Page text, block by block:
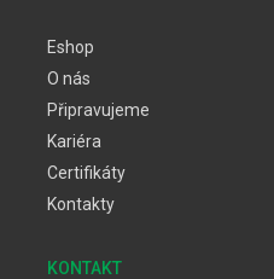
Eshop
O nás
Připravujeme
Kariéra
Certifikáty
Kontakty
KONTAKT